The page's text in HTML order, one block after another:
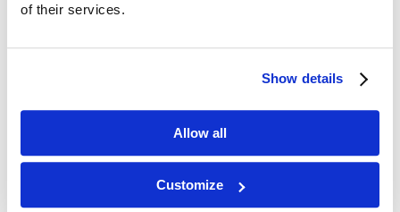
of their services.
Show details
Allow all
Customize